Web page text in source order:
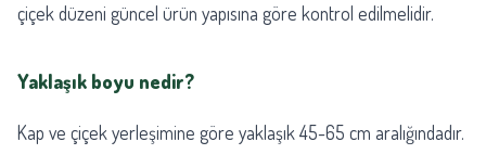
çiçek düzeni güncel ürün yapısına göre kontrol edilmelidir.
Yaklaşık boyu nedir?
Kap ve çiçek yerleşimine göre yaklaşık 45-65 cm aralığındadır.